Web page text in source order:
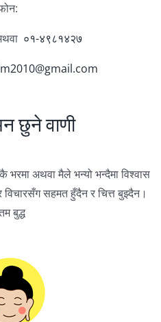
०१-४९८१४२७
छुने वाणी
अथवा मैले भन्यो भन्दैमा विश्वास
सहमत हुँदैन र चित्त बुझ्दैन।
बुद्ध